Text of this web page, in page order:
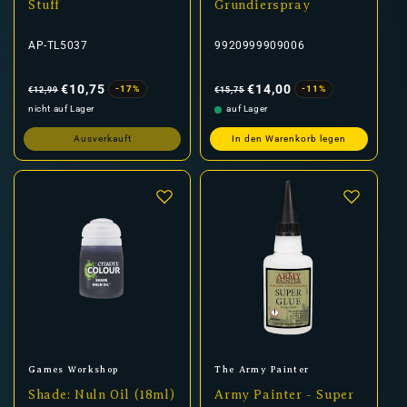
Stuff
AP-TL5037
Preis
€12,99 €10,75
-17%
nicht auf Lager
Ausverkauft
Grundierspray
9920999909006
Preis
€15,75 €14,00
-11%
auf Lager
In den Warenkorb legen
Anbieter:
Games Workshop
Shade: Nuln Oil (18ml)
Anbieter:
The Army Painter
Army Painter - Super